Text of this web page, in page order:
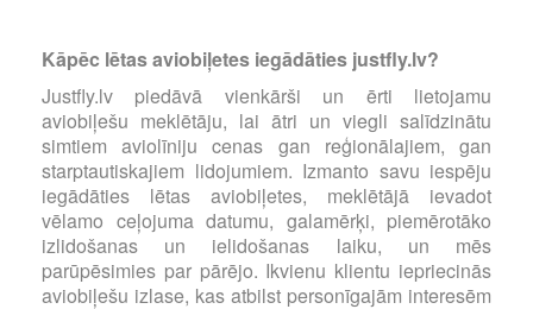
Kāpēc lētas aviobiļetes iegādāties justfly.lv?
Justfly.lv piedāvā vienkārši un ērti lietojamu
aviobiļešu meklētāju, lai ātri un viegli salīdzinātu
simtiem aviolīniju cenas gan reģionālajiem, gan
starptautiskajiem lidojumiem. Izmanto savu iespēju
iegādāties lētas aviobiļetes, meklētājā ievadot
vēlamo ceļojuma datumu, galamērķi, piemērotāko
izlidošanas un ielidošanas laiku, un mēs
parūpēsimies par pārējo. Ikvienu klientu iepriecinās
aviobiļešu izlase, kas atbilst personīgajām interesēm